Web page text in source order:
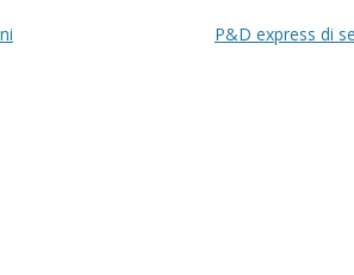
P&D express di